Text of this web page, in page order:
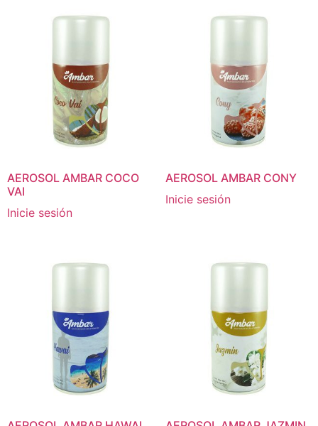
AEROSOL AMBAR COCO
VAI
Inicie sesión
AEROSOL AMBAR CONY
Inicie sesión